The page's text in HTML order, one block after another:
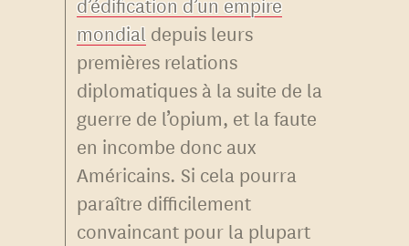
mondial depuis leurs
premières relations
diplomatiques à la suite de la
guerre de l’opium, et la faute
en incombe donc aux
Américains. Si cela pourra
paraître difficilement
convaincant pour la plupart